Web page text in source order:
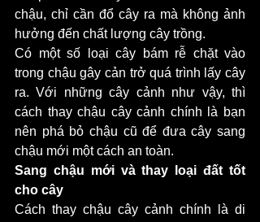
chậu, chỉ cần đổ cây ra mà không ảnh
hưởng đến chất lượng cây trồng.
Có một số loại cây bám rễ chặt vào
trong chậu gây cản trở quá trình lấy cây
ra. Với những cây cảnh như vậy, thì
cách thay chậu cây cảnh chính là bạn
nên phá bỏ chậu cũ để đưa cây sang
chậu mới một cách an toàn.
Sang chậu mới và thay loại đất tốt
cho cây
Cách thay chậu cây cảnh chính là di